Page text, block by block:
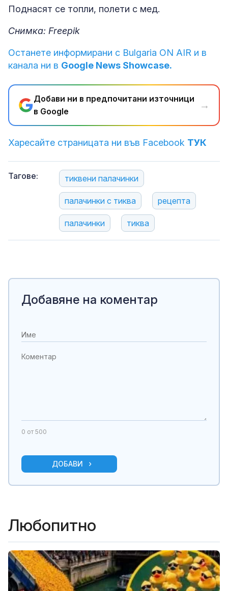
Поднасят се топли, полети с мед.
Снимка: Freepik
Останете информирани с Bulgaria ON AIR и в
канала ни в Google News Showcase.
Добави ни в предпочитани източници
в Google
→
Харесайте страницата ни във Facebook ТУК
Тагове: тиквени палачинки
палачинки с тиква рецепта
палачинки тиква
Добавяне на коментар
0 от 500
ДОБАВИ
Любопитно